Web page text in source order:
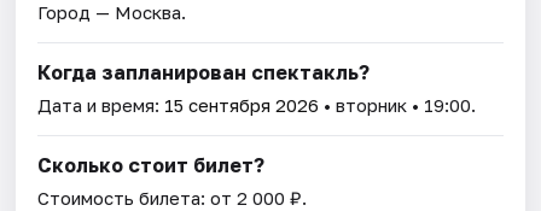
Город — Москва.
Когда запланирован спектакль?
Дата и время: 15 сентября 2026 • вторник • 19:00.
Сколько стоит билет?
Стоимость билета: от 2 000 ₽.